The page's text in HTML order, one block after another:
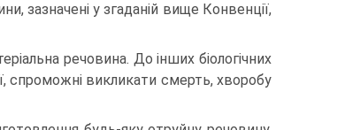
зазначені у згаданій вище Конвенції,
речовина. До інших біологічних
спроможні викликати смерть, хворобу